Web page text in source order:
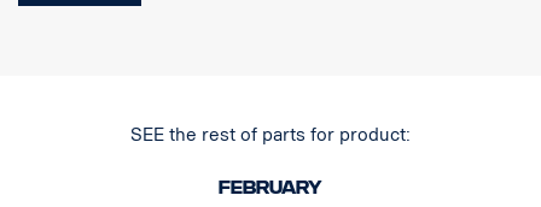
SEE the rest of parts for product:
February